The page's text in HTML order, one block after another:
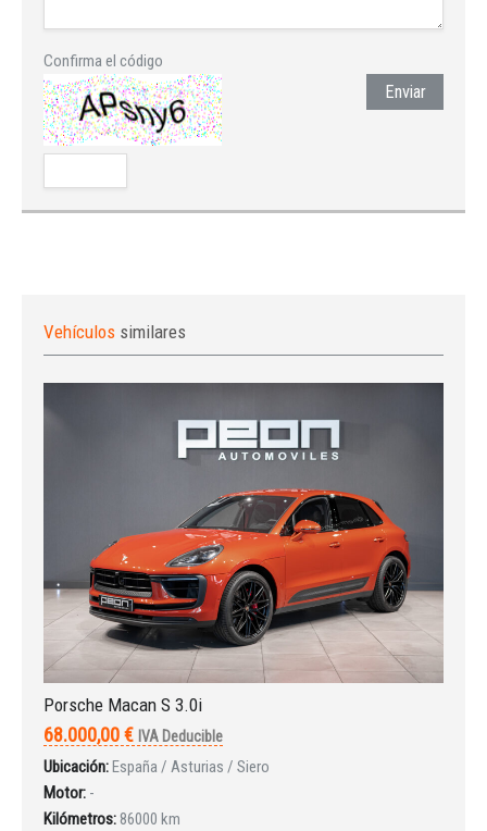
Iniciar sesión
Confirma el código
Enviar
Vehículos similares
Porsche Macan S 3.0i
68.000,00 € IVA Deducible
Ubicación:España / Asturias / Siero
Motor: -
Kilómetros: 86000 km